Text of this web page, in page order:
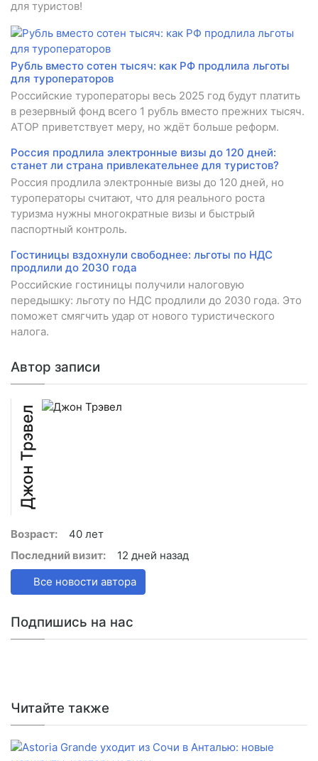
для туристов!
Рубль вместо сотен тысяч: как РФ продлила льготы
для туроператоров
Российские туроператоры весь 2025 год будут платить
в резервный фонд всего 1 рубль вместо прежних тысяч.
АТОР приветствует меру, но ждёт больше реформ.
Россия продлила электронные визы до 120 дней:
станет ли страна привлекательнее для туристов?
Россия продлила электронные визы до 120 дней, но
туроператоры считают, что для реального роста
туризма нужны многократные визы и быстрый
паспортный контроль.
Гостиницы вздохнули свободнее: льготы по НДС
продлили до 2030 года
Российские гостиницы получили налоговую
передышку: льготу по НДС продлили до 2030 года. Это
поможет смягчить удар от нового туристического
налога.
Автор записи
Джон Трэвел
Возраст:
40 лет
Последний визит:
12 дней назад
Все новости автора
Подпишись на нас
Читайте также